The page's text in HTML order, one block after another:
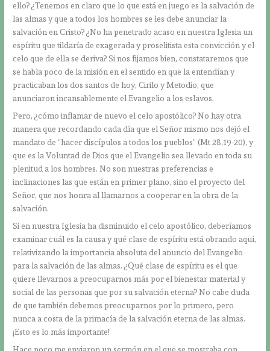
ello? ¿Tenemos en claro que lo que está en juego es la salvación de
las almas y que a todos los hombres se les debe anunciar la
salvación en Cristo? ¿No ha penetrado acaso en nuestra Iglesia un
espíritu que tildaría de exagerada y proselitista esta convicción y el
celo que de ella se deriva? Si nos fijamos bien, constataremos que
se habla poco de la misión en el sentido en que la entendían y
practicaban los dos santos de hoy, Cirilo y Metodio, que
anunciaron incansablemente el Evangelio a los eslavos.
Pero, ¿cómo inflamar de nuevo el celo apostólico? No hay otra
manera que recordando cada día que el Señor mismo nos dejó el
mandato de “hacer discípulos a todos los pueblos” (Mt 28,19-20), y
que es la Voluntad de Dios que el Evangelio sea llevado en toda su
plenitud a los hombres. No son nuestras preferencias e
inclinaciones las que están en primer plano, sino el proyecto del
Señor, que nos honra al llamarnos a cooperar en la obra de la
salvación.
Si en nuestra Iglesia ha disminuido el celo apostólico, deberíamos
examinar cuál es la causa y qué clase de espíritu está obrando aquí,
relativizando la importancia absoluta del anuncio del Evangelio
para la salvación de las almas. ¿Qué clase de espíritu es el que
quiere llevarnos a preocuparnos más por el bienestar material y
social de las personas que por su salvación eterna? No cabe duda
de que también debemos preocuparnos por lo primero, pero
nunca a costa de la primacía de la salvación eterna de las almas.
¡Esto es lo más importante!